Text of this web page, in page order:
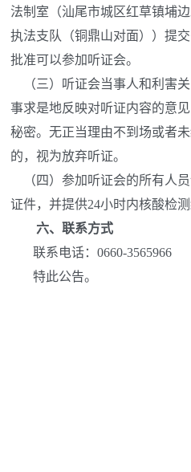
法制室（汕尾市城区红草镇埔
执法支队（铜鼎山对面））提
批准可以参加听证会。
（三）听证会当事人和利害
事求是地反映对听证内容的意
秘密。无正当理由不到场或者
的，视为放弃听证。
（四）参加听证会的所有人
证件，并提供24小时内核酸检测
六、联系方式
联系电话：0660-3565966
特此公告。